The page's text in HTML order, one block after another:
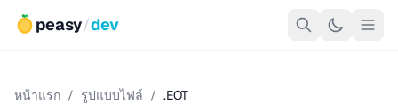
peasy/dev
หน้าแรก / รูปแบบไฟล์ / .EOT